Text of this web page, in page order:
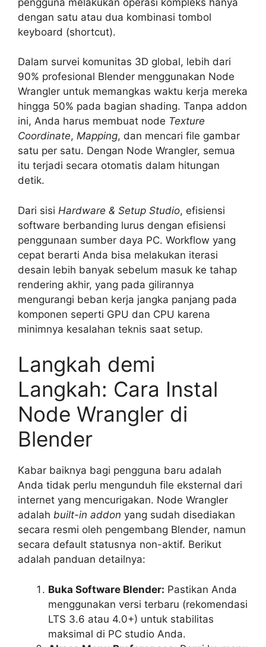
dengan satu atau dua kombinasi tombol
keyboard (shortcut).
Dalam survei komunitas 3D global, lebih dari
90% profesional Blender menggunakan Node
Wrangler untuk memangkas waktu kerja mereka
hingga 50% pada bagian shading. Tanpa addon
ini, Anda harus membuat node Texture
Coordinate, Mapping, dan mencari file gambar
satu per satu. Dengan Node Wrangler, semua
itu terjadi secara otomatis dalam hitungan
detik.
Dari sisi Hardware & Setup Studio, efisiensi
software berbanding lurus dengan efisiensi
penggunaan sumber daya PC. Workflow yang
cepat berarti Anda bisa melakukan iterasi
desain lebih banyak sebelum masuk ke tahap
rendering akhir, yang pada gilirannya
mengurangi beban kerja jangka panjang pada
komponen seperti GPU dan CPU karena
minimnya kesalahan teknis saat setup.
Langkah demi
Langkah: Cara Instal
Node Wrangler di
Blender
Kabar baiknya bagi pengguna baru adalah
Anda tidak perlu mengunduh file eksternal dari
internet yang mencurigakan. Node Wrangler
adalah built-in addon yang sudah disediakan
secara resmi oleh pengembang Blender, namun
secara default statusnya non-aktif. Berikut
adalah panduan detailnya:
Buka Software Blender: Pastikan Anda
menggunakan versi terbaru (rekomendasi
LTS 3.6 atau 4.0+) untuk stabilitas
maksimal di PC studio Anda.